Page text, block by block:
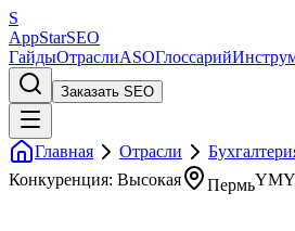
S
AppStarSEO
ГайдыОтраслиASOГлоссарий
Заказать SEO
Главная Отрасли
Конкуренция: Высокая
Пермь